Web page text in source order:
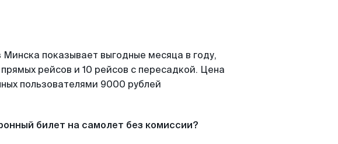
показывает выгодные месяца в году,
рейсов и 10 рейсов с пересадкой. Цена
пользователями 9000 рублей
билет на самолет без комиссии?